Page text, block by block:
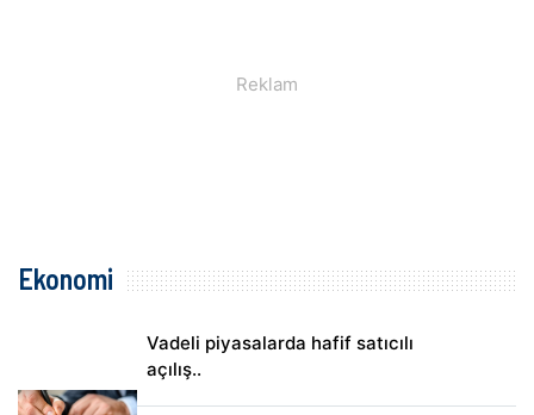
Ekonomi
Vadeli piyasalarda hafif satıcılı
açılış..